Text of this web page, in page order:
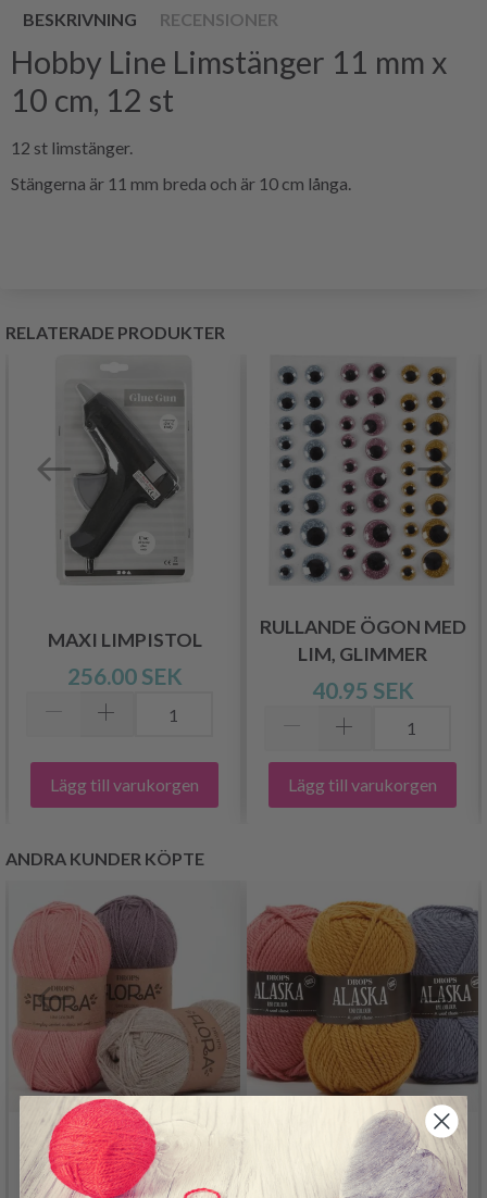
BESKRIVNING RECENSIONER
Hobby Line Limstänger 11 mm x
10 cm, 12 st
12 st limstänger.
Stängerna är 11 mm breda och är 10 cm långa.
RELATERADE PRODUKTER
MAXI LIMPISTOL
256.00 SEK
Lägg till varukorgen
RULLANDE ÖGON MED
LIM, GLIMMER
40.95 SEK
Lägg till varukorgen
ANDRA KUNDER KÖPTE